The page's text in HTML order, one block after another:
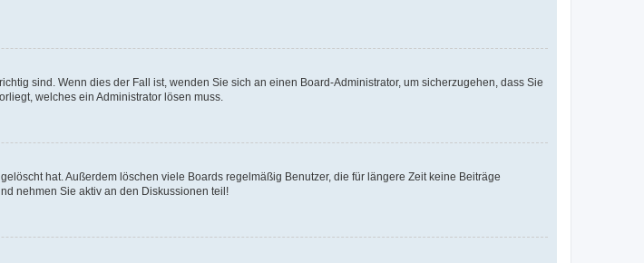
sind. Wenn dies der Fall ist, wenden Sie sich an einen Board-Administrator, um sicherzugehen, dass Sie
welches ein Administrator lösen muss.
hat. Außerdem löschen viele Boards regelmäßig Benutzer, die für längere Zeit keine Beiträge
nehmen Sie aktiv an den Diskussionen teil!